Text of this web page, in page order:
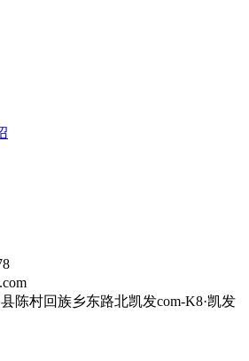
陈村回族乡东路北凯发com-K8·凯发